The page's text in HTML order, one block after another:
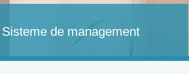
МАКЕДОНСКИ (MACEDONIAN)
РУССКИЙ (RUSSIAN)
СРПСКИ (SERBIAN)
SLOVENČINA (SLOVAK)
Sisteme de management